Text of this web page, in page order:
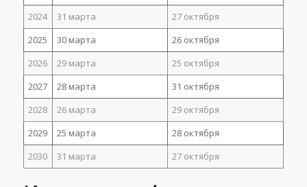
2024
31 марта
27 октября
2025
30 марта
26 октября
2026
29 марта
25 октября
2027
28 марта
31 октября
2028
26 марта
29 октября
2029
25 марта
28 октября
2030
31 марта 27 октября